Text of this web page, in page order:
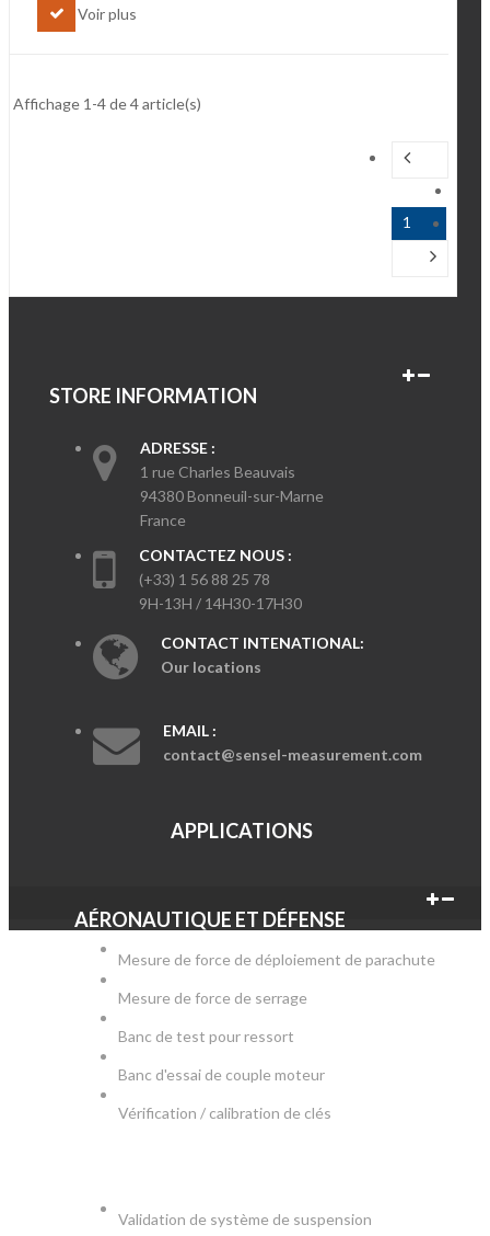
Voir plus
Affichage 1-4 de 4 article(s)
1
STORE INFORMATION
ADRESSE :
1 rue Charles Beauvais
94380 Bonneuil-sur-Marne
France
CONTACTEZ NOUS :
(+33) 1 56 88 25 78
9H-13H / 14H30-17H30
CONTACT INTENATIONAL:
Our locations
EMAIL :
contact@sensel-measurement.com
APPLICATIONS
AÉRONAUTIQUE ET DÉFENSE
Mesure de force de déploiement de parachute
Mesure de force de serrage
Banc de test pour ressort
Banc d'essai de couple moteur
Vérification / calibration de clés
Validation de système de suspension